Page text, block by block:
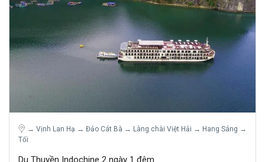
→ Vịnh Lan Hạ → Đảo Cát Bà → Làng chài Việt Hải → Hang Sáng →
Tối
Du Thuyền Indochine 2 ngày 1 đêm